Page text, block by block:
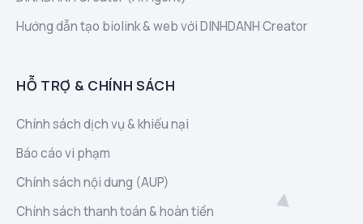
Hướng dẫn tạo biolink & web với DINHDANH Creator
HỖ TRỢ & CHÍNH SÁCH
Chính sách dịch vụ & khiếu nại
Báo cáo vi phạm
Chính sách nội dung (AUP)
Chính sách thanh toán & hoàn tiền